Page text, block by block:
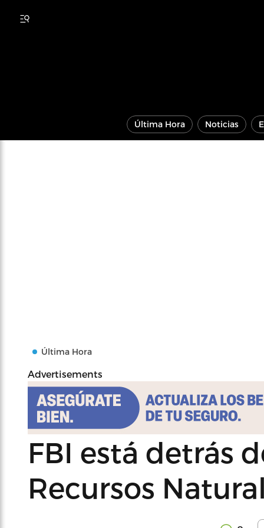
Última Hora Noticias
Última Hora
Advertisements
FBI está detrás
Recursos